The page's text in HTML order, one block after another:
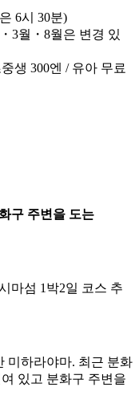
6시 30분)
3월・8월은 변경 있
생 300엔 / 유아 무료
구 주변을 도는
미하라야마. 최근 분화
있고 분화구 주변을